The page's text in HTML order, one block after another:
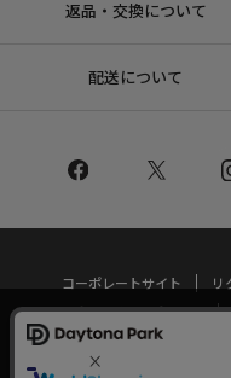
返品・交換について
配送について
コーポレートサイト リ
プライバシーポリシー
当サイトでは利用体験の向上お
の分析を目的としてCookieを使